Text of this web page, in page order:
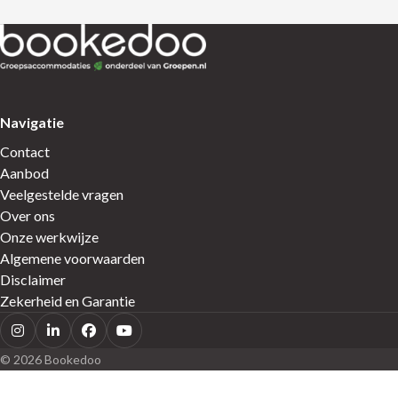
Terug naar de startpagina
Navigatie
Contact
Aanbod
Veelgestelde vragen
Over ons
Onze werkwijze
Algemene voorwaarden
Disclaimer
Zekerheid en Garantie
InstagramLinkedInFacebookYoutube
© 2026 Bookedoo